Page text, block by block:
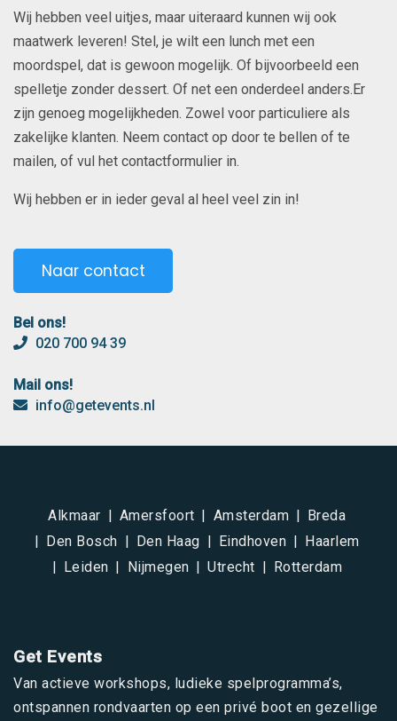
Wij hebben veel uitjes, maar uiteraard kunnen wij ook
maatwerk leveren! Stel, je wilt een lunch met een
moordspel, dat is gewoon mogelijk. Of bijvoorbeeld een
spelletje zonder dessert. Of net een onderdeel anders.Er
zijn genoeg mogelijkheden. Zowel voor particuliere als
zakelijke klanten. Neem contact op door te bellen of te
mailen, of vul het contactformulier in.
Wij hebben er in ieder geval al heel veel zin in!
Naar contact
Bel ons!
020 700 94 39
Mail ons!
info@getevents.nl
Alkmaar Amersfoort Amsterdam
Breda
Den Bosch
Den Haag Eindhoven
Haarlem
Leiden
Nijmegen Utrecht Rotterdam
Get Events
Van actieve workshops, ludieke spelprogramma’s,
ontspannen rondvaarten op een privé boot en gezellige